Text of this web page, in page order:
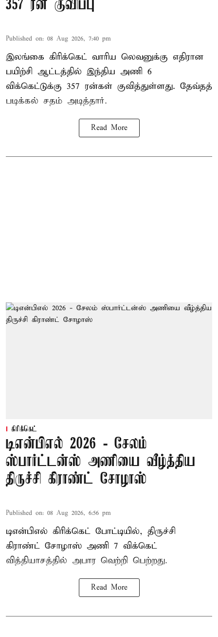
357 ரன் குவிப்பு
Published on: 08 Aug 2026, 7:40 pm
இலங்கை கிரிக்கெட் வாரிய லெவனுக்கு எதிரான
பயிற்சி ஆட்டத்தில் இந்திய அணி 6
விக்கெட்டுக்கு 357 ரன்கள் குவித்துள்ளது. தேவ்தத்
படிக்கல் சதம் அடித்தார்.
Read More
கிரிக்கெட்
டிஎன்பிஎல் 2026 - சேலம்
ஸ்பார்ட்டன்ஸ் அணியை வீழ்த்திய
திருச்சி கிராண்ட் சோழாஸ்
Published on: 08 Aug 2026, 6:56 pm
டிஎன்பிஎல் கிரிக்கெட் போட்டியில், திருச்சி
கிராண்ட் சோழாஸ் அணி 7 விக்கெட்
வித்தியாசத்தில் அபார வெற்றி பெற்றது.
Read More